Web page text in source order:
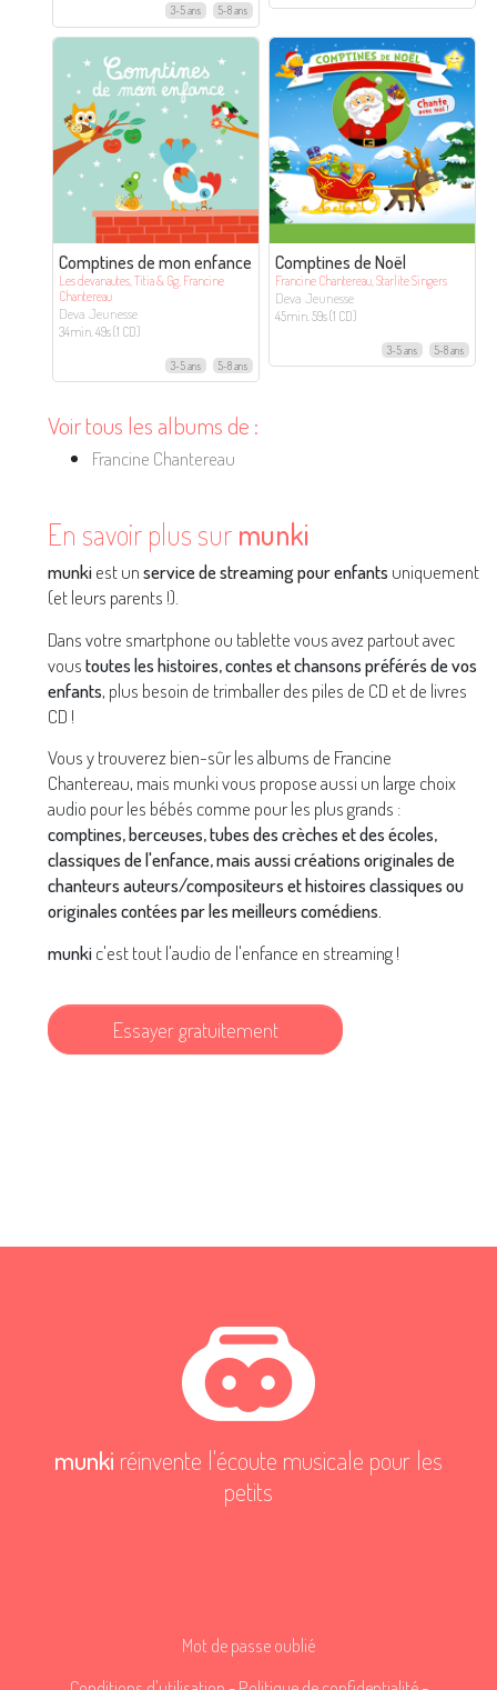
3-5 ans 5-8 ans
Comptines de mon enfance
Les devanautes, Titia & Gg, Francine
Chantereau
Deva Jeunesse
34min. 49s (1 CD)
3-5 ans 5-8 ans
Comptines de Noël
Francine Chantereau, Starlite Singers
Deva Jeunesse
45min. 59s (1 CD)
3-5 ans 5-8 ans
Voir tous les albums de :
Francine Chantereau
En savoir plus sur munki
munkiest unservice de streaming pour enfants uniquement
(et leurs parents !).
Dans votre smartphone ou tablette vous avez partout avec
voustoutes les histoires, contes et chansons préférés de vos
enfants, plus besoin de trimballer des piles de CD et de livres
CD !
Vous y trouverez bien-sûr les albums de Francine
Chantereau, mais munki vous propose aussi un large choix
audio pour les bébés comme pour les plus grands :
comptines, berceuses, tubes des crèches et des écoles,
classiques de l'enfance, mais aussi créations originales de
chanteurs auteurs/compositeurs et histoires classiques ou
originales contées par les meilleurs comédiens.
munkic'est tout l'audio de l'enfance en streaming !
Essayer gratuitement
munki réinvente l'écoute musicale pour les
petits
Mot de passe oublié